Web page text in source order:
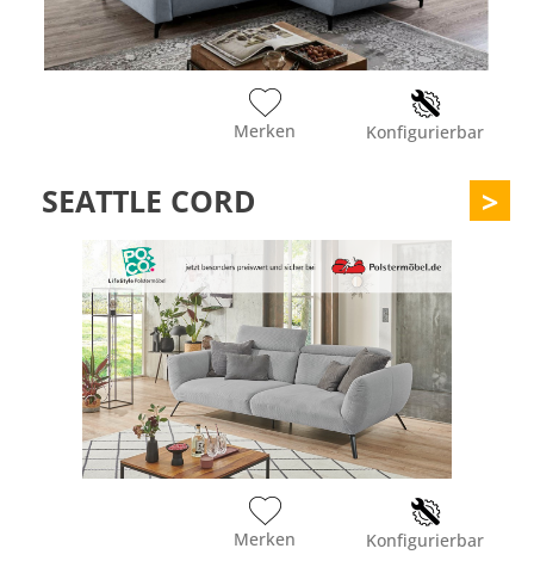
Merken Konfigurierbar
SEATTLE CORD >
Merken Konfigurierbar